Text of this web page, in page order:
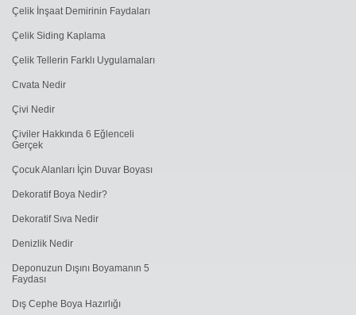
Çelik İnşaat Demirinin Faydaları
Çelik Siding Kaplama
Çelik Tellerin Farklı Uygulamaları
Cıvata Nedir
Çivi Nedir
Çiviler Hakkında 6 Eğlenceli
Gerçek
Çocuk Alanları İçin Duvar Boyası
Dekoratif Boya Nedir?
Dekoratif Sıva Nedir
Denizlik Nedir
Deponuzun Dışını Boyamanın 5
Faydası
Dış Cephe Boya Hazırlığı